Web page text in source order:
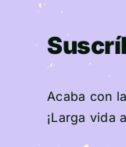
Acaba con
¡Larga vida